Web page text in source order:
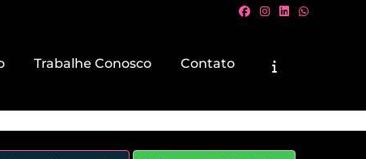
Trabalhe Conosco Contato